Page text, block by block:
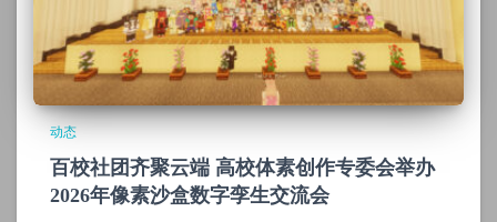
动态
百校社团齐聚云端 高校体素创作专委会举办
2026年像素沙盒数字孪生交流会